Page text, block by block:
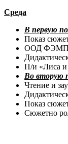
Среда
В первую
Показ
ООД ФЭМП
П/и «Лиса и
Во вторую
Чтение и
Показ
Сюжетно